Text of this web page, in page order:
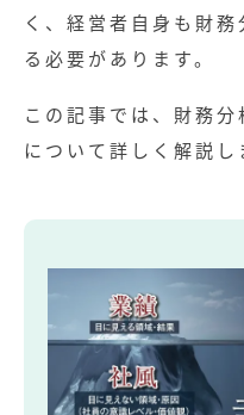
く、経営者自身も財
る必要があります。
この記事では、財務
について詳しく解説し